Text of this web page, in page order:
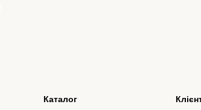
Каталог